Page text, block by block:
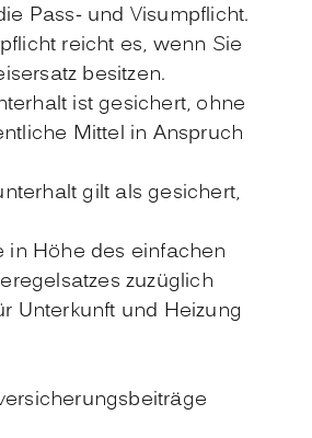
Pass- und Visumpflicht.
reicht es, wenn Sie
besitzen.
ist gesichert, ohne
Mittel in Anspruch
gilt als gesichert,
in Höhe des einfachen
zuzüglich
Unterkunft und Heizung